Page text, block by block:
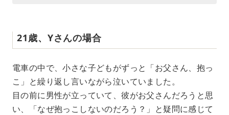
21歳、Yさんの場合
電車の中で、小さな子どもがずっと「お父さん、抱っ
こ」と繰り返し言いながら泣いていました。
目の前に男性が立っていて、彼がお父さんだろうと思
い、「なぜ抱っこしないのだろう？」と疑問に感じて